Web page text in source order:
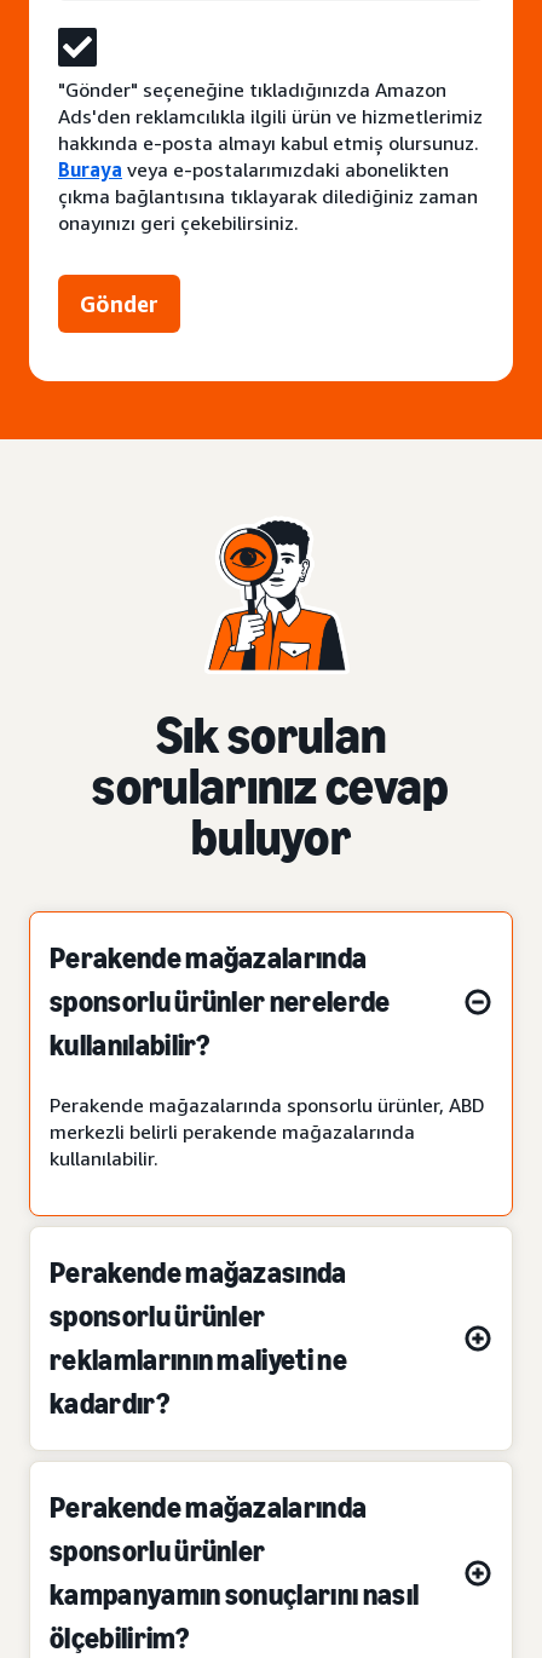
"Gönder" seçeneğine tıkladığınızda Amazon
Ads'den reklamcılıkla ilgili ürün ve hizmetlerimiz
hakkında e-posta almayı kabul etmiş olursunuz.
Buraya veya e-postalarımızdaki abonelikten
çıkma bağlantısına tıklayarak dilediğiniz zaman
onayınızı geri çekebilirsiniz.
Gönder
Sık sorulan
sorularınız cevap
buluyor
Perakende mağazalarında
sponsorlu ürünler nerelerde
kullanılabilir?
Perakende mağazalarında sponsorlu ürünler, ABD
merkezli belirli perakende mağazalarında
kullanılabilir.
Perakende mağazasında
sponsorlu ürünler
reklamlarının maliyeti ne
kadardır?
Perakende mağazalarında
sponsorlu ürünler
kampanyamın sonuçlarını nasıl
ölçebilirim?